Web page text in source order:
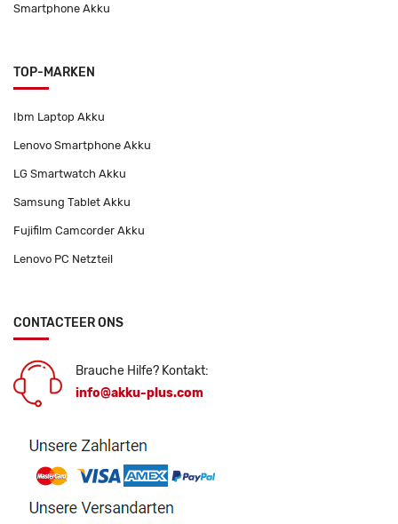
Smartphone Akku
TOP-MARKEN
Ibm Laptop Akku
Lenovo Smartphone Akku
LG Smartwatch Akku
Samsung Tablet Akku
Fujifilm Camcorder Akku
Lenovo PC Netzteil
CONTACTEER ONS
Brauche Hilfe? Kontakt:
info@akku-plus.com